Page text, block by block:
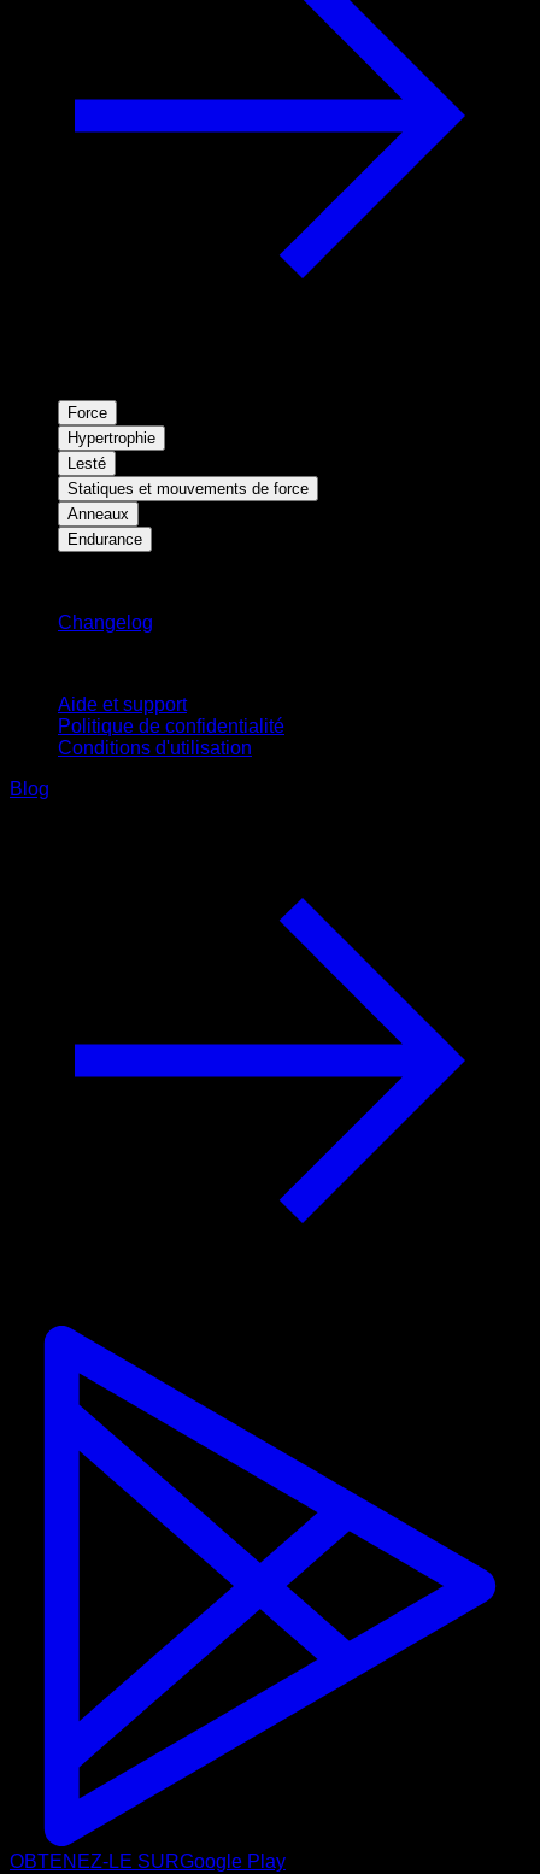
Force
Hypertrophie
Lesté
Statiques et mouvements de force
Anneaux
Endurance
Changelog
Aide et support
Politique de confidentialité
Conditions d'utilisation
Blog
OBTENEZ-LE SURGoogle Play